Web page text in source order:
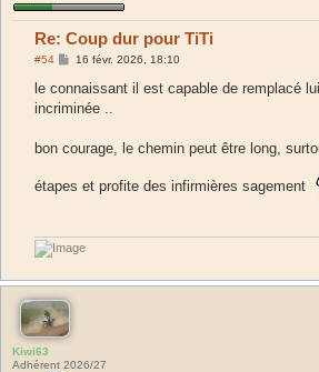
Re: Coup dur pour TiTi
#54
M
s
a
16 févr. 2026, 18:10
le connaissant il est capable de remplacé
incriminée ..
bon courage, le chemin peut être long,
étapes et profite des infirmières sagement
Kiwi63
Adhérent 2026/27